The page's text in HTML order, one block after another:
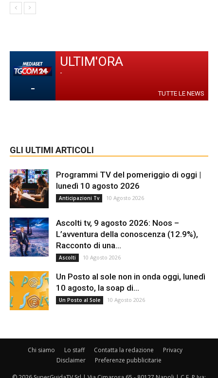
-
ULTIM'ORA
-
TUTTE LE NEWS
GLI ULTIMI ARTICOLI
Programmi TV del pomeriggio di oggi |
lunedì 10 agosto 2026
Anticipazioni Tv 10 Agosto 2026
Ascolti tv, 9 agosto 2026: Noos –
L’avventura della conoscenza (12.9%),
Racconto di una...
Ascolti 10 Agosto 2026
Un Posto al sole non in onda oggi, lunedì
10 agosto, la soap di...
Un Posto al Sole 10 Agosto 2026
Chi siamo Lo staff Contatta la redazione
Privacy
Disclaimer
Preferenze pubblicitarie